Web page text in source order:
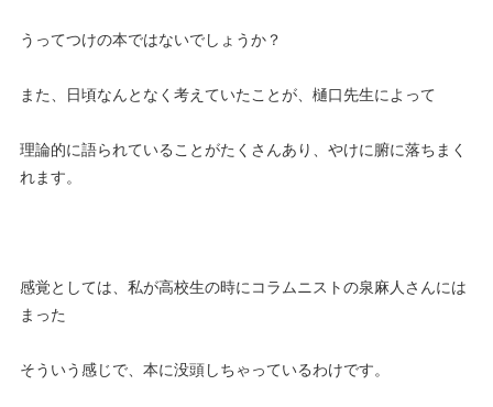
うってつけの本ではないでしょうか？
また、日頃なんとなく考えていたことが、樋口先生によって
理論的に語られていることがたくさんあり、やけに腑に落ちまく
れます。
感覚としては、私が高校生の時にコラムニストの泉麻人さんには
まった
そういう感じで、本に没頭しちゃっているわけです。